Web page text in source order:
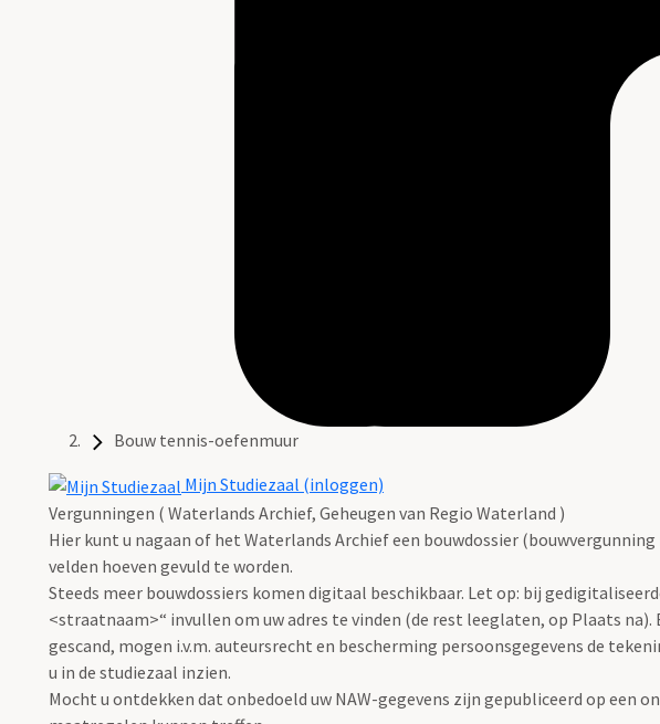
Bouw tennis-oefenmuur
Mijn Studiezaal (inloggen)
Vergunningen ( Waterlands Archief, Geheugen van Regio Waterland )
Hier kunt u nagaan of het Waterlands Archief een bouwdossier
velden hoeven gevuld te worden.
Steeds meer bouwdossiers komen digitaal beschikbaar. Let op: bij
<straatnaam>“ invullen om uw adres te vinden (de rest leeglaten, op Plaats
gescand, mogen i.v.m. auteursrecht en bescherming persoonsgegevens de
u in de studiezaal inzien.
Mocht u ontdekken dat onbedoeld uw NAW-gegevens zijn gepubliceerd op een